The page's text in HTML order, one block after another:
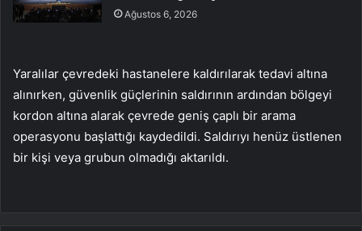
Ağustos 6, 2026
Yaralılar çevredeki hastanelere kaldırılarak tedavi altına
alınırken, güvenlik güçlerinin saldırının ardından bölgeyi
kordon altına alarak çevrede geniş çaplı bir arama
operasyonu başlattığı kaydedildi. Saldırıyı henüz üstlenen
bir kişi veya grubun olmadığı aktarıldı.